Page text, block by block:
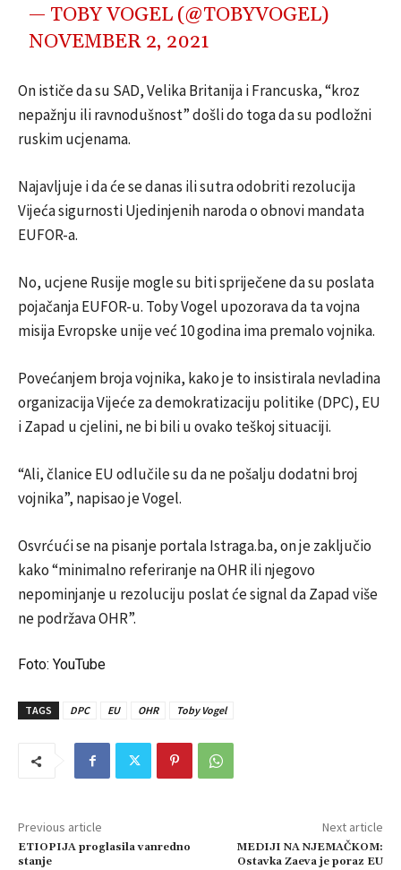
— TOBY VOGEL (@TOBYVOGEL)
NOVEMBER 2, 2021
On ističe da su SAD, Velika Britanija i Francuska, “kroz
nepažnju ili ravnodušnost” došli do toga da su podložni
ruskim ucjenama.
Najavljuje i da će se danas ili sutra odobriti rezolucija
Vijeća sigurnosti Ujedinjenih naroda o obnovi mandata
EUFOR-a.
No, ucjene Rusije mogle su biti spriječene da su poslata
pojačanja EUFOR-u. Toby Vogel upozorava da ta vojna
misija Evropske unije već 10 godina ima premalo vojnika.
Povećanjem broja vojnika, kako je to insistirala nevladina
organizacija Vijeće za demokratizaciju politike (DPC), EU
i Zapad u cjelini, ne bi bili u ovako teškoj situaciji.
“Ali, članice EU odlučile su da ne pošalju dodatni broj
vojnika”, napisao je Vogel.
Osvrćući se na pisanje portala Istraga.ba, on je zaključio
kako “minimalno referiranje na OHR ili njegovo
nepominjanje u rezoluciju poslat će signal da Zapad više
ne podržava OHR”.
Foto: YouTube
TAGS DPC EU OHR Toby Vogel
Previous article
ETIOPIJA proglasila vanredno
stanje
Next article
MEDIJI NA NJEMAČKOM:
Ostavka Zaeva je poraz EU